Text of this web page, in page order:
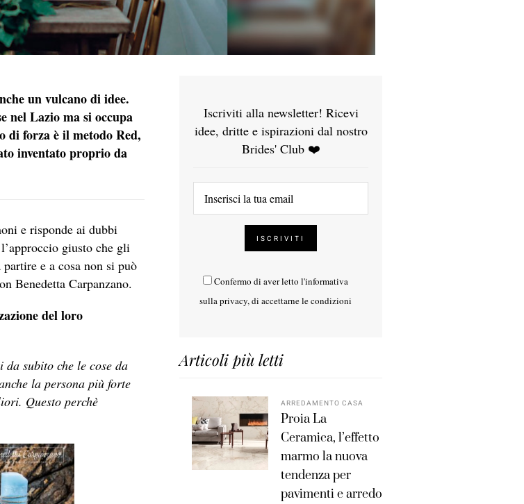
un vulcano di idee.
nel Lazio ma si occupa
di forza è il metodo Red,
inventato proprio da
e risponde ai dubbi
giusto che gli
e a cosa non si può
Benedetta Carpanzano.
del loro
subito che le cose da
la persona più forte
Questo perchè
Iscriviti alla newsletter! Ricevi
idee, dritte e ispirazioni dal nostro
Brides' Club ❤️
Confermo di aver letto l'informativa
sulla privacy, di accettarne le condizioni
Articoli più letti
ARREDAMENTO CASA
Proia La
Ceramica, l’effetto
marmo la nuova
tendenza per
pavimenti e arredo